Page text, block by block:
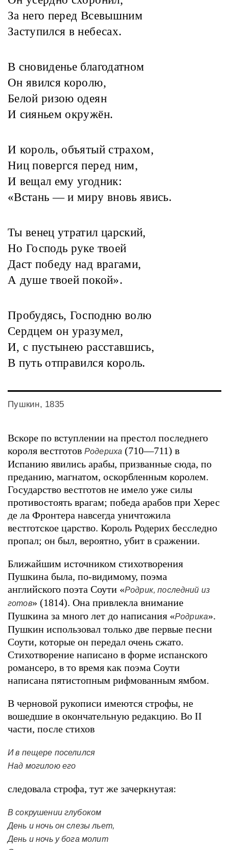
За него перед Всевышним
Заступился в небесах.
В сновиденье благодатном
Он явился королю,
Белой ризою одеян
И сияньем окружён.
И король, объятый страхом,
Ниц повергся перед ним,
И вещал ему угодник:
«Встань — и миру вновь явись.
Ты венец утратил царский,
Но Господь руке твоей
Даст победу над врагами,
А душе твоей покой».
Пробудясь, Господню волю
Сердцем он уразумел,
И, с пустынею расставшись,
В путь отправился король.
Пушкин, 1835
Вскоре по вступлении на престол последнего
короля вестготов Родериха (710—711) в
Испанию явились арабы, призванные сюда, по
преданию, магнатом, оскорбленным королем.
Государство вестготов не имело уже силы
противостоять врагам; победа арабов при Херес
де ла Фронтера навсегда уничтожила
вестготское царство. Король Родерих бесследно
пропал; он был, вероятно, убит в сражении.
Ближайшим источником стихотворения
Пушкина была, по-видимому, поэма
английского поэта Соути «Родрик, последний из
готов» (1814). Она привлекла внимание
Пушкина за много лет до написания «Родрика».
Пушкин использовал только две первые песни
Соути, которые он передал очень сжато.
Стихотворение написано в форме испанского
романсеро, в то время как поэма Соути
написана пятистопным рифмованным ямбом.
В черновой рукописи имеются строфы, не
вошедшие в окончательную редакцию. Во II
части, после стихов
И в пещере поселился
Над могилою его
следовала строфа, тут же зачеркнутая:
В сокрушении глубоком
День и ночь он слезы льет,
День и ночь у бога молит